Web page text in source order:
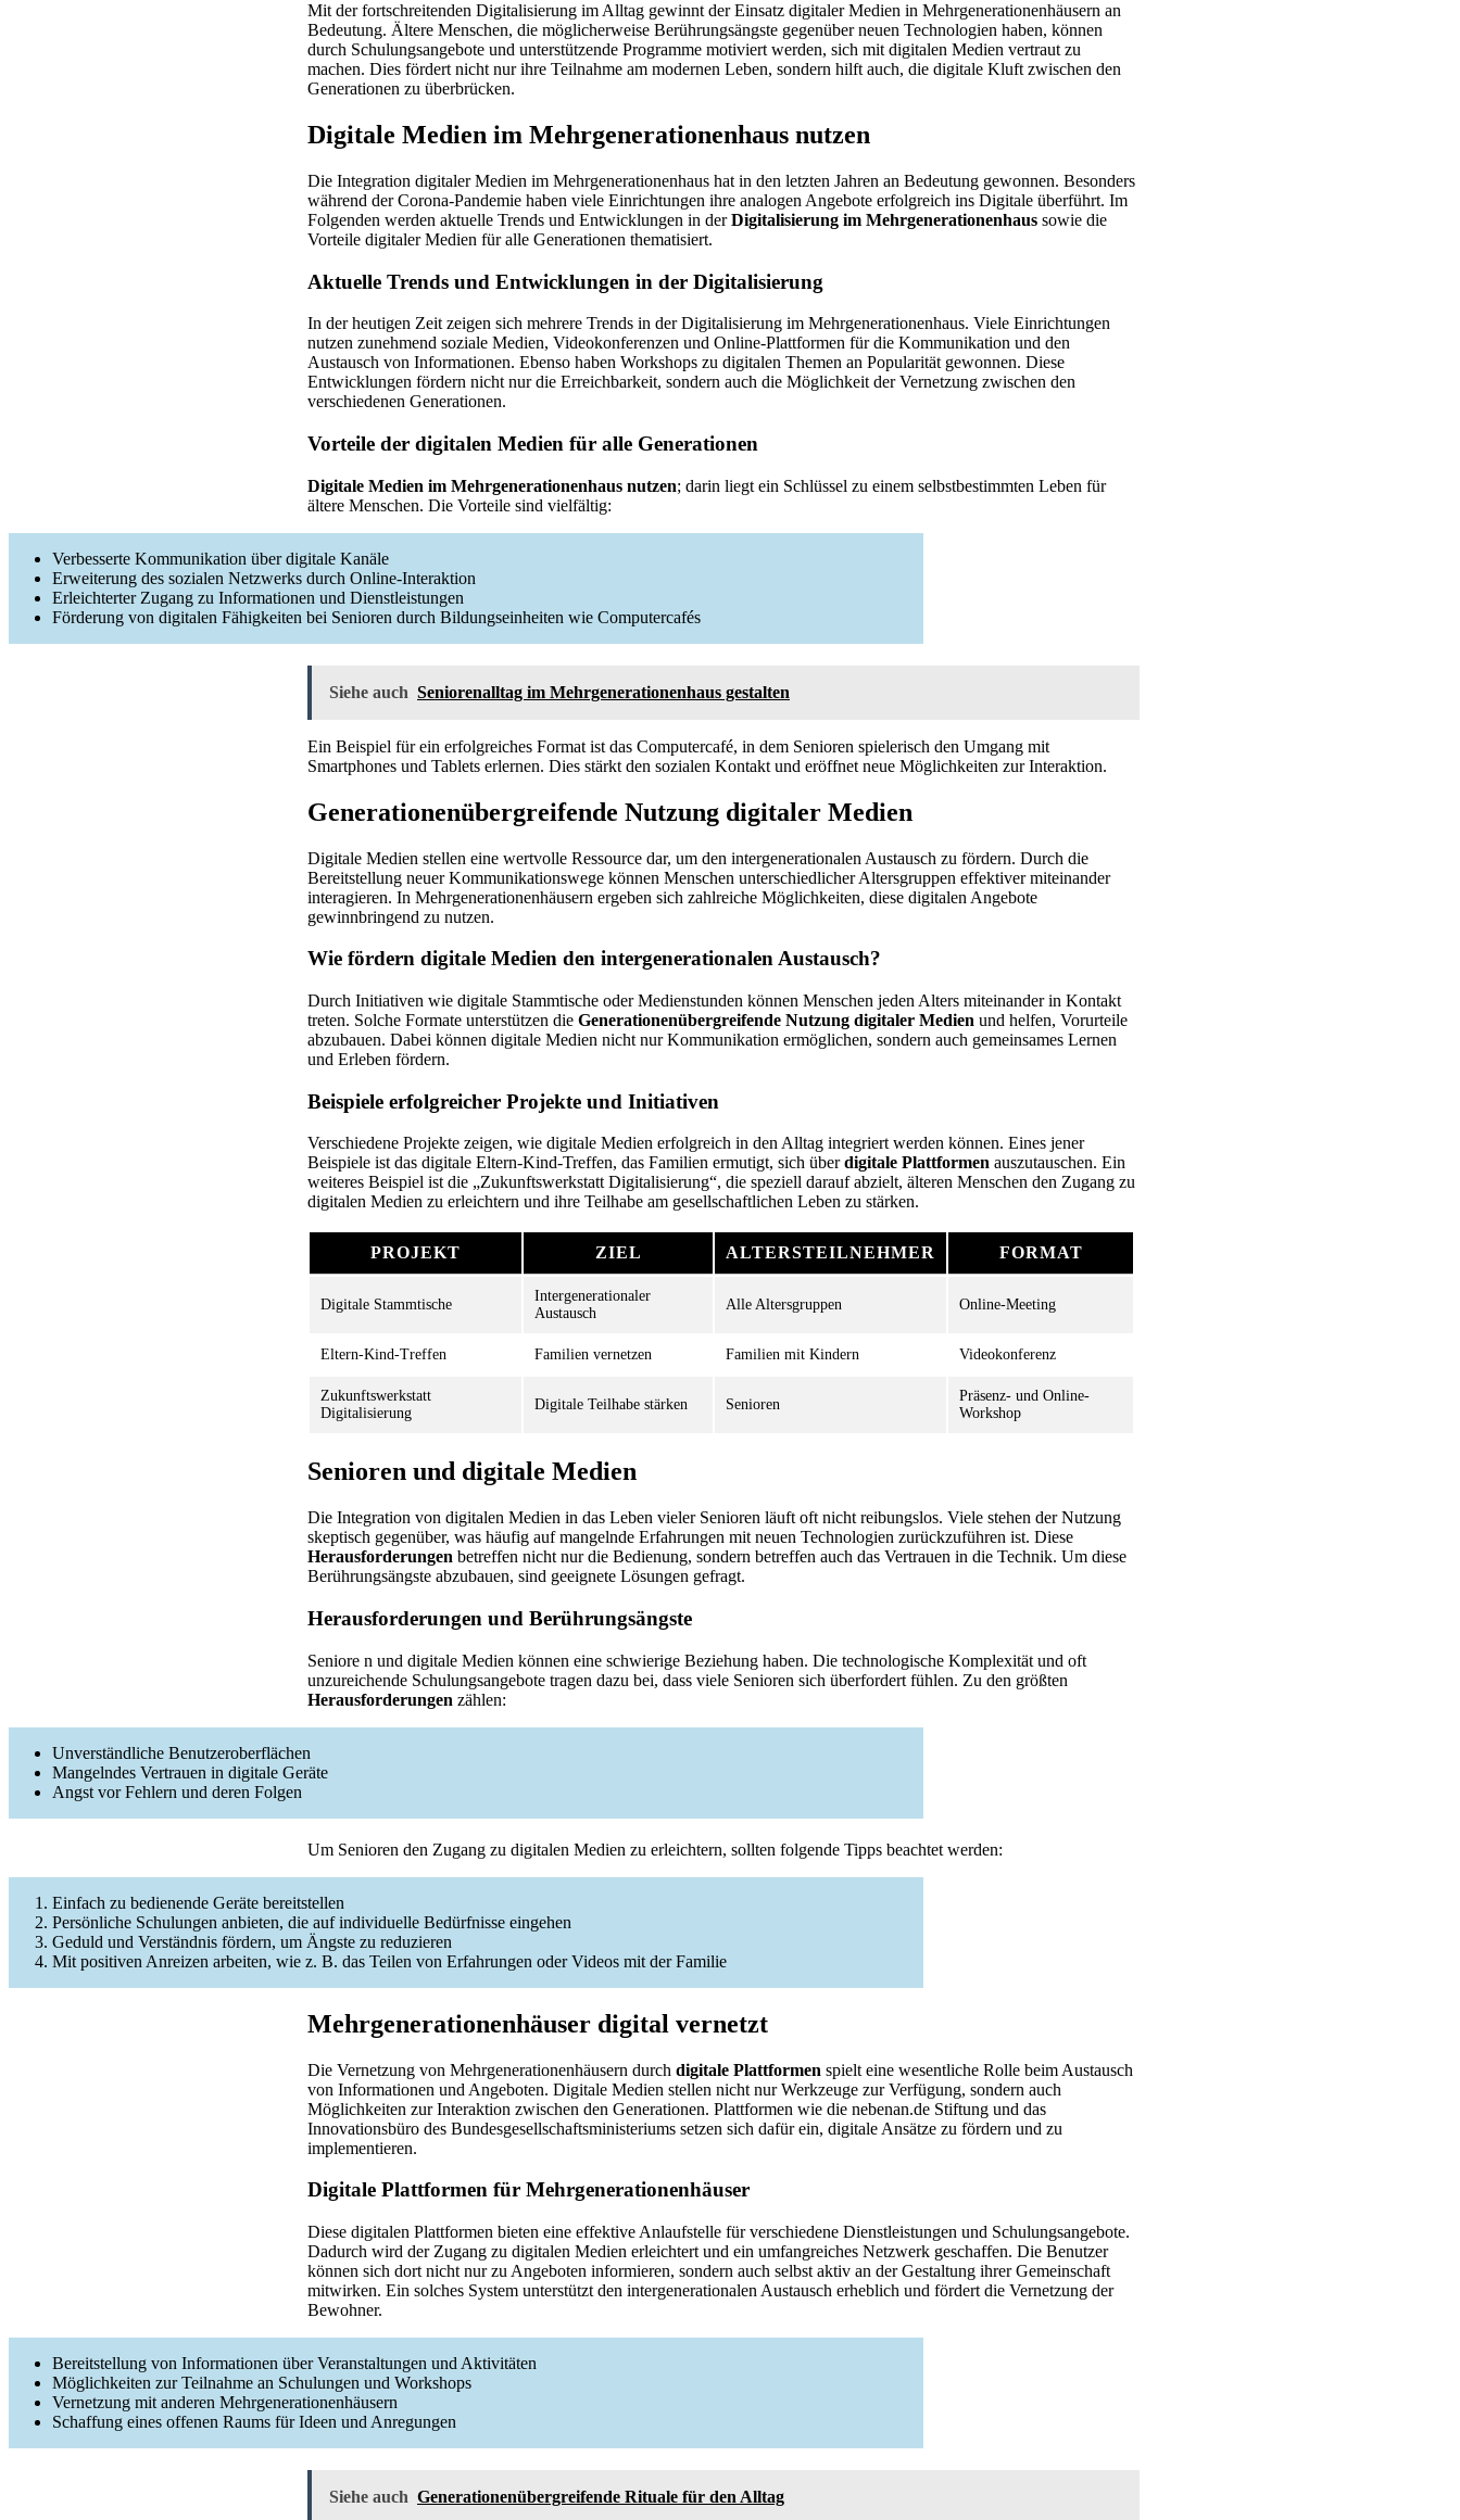
Mit der fortschreitenden Digitalisierung im Alltag gewinnt der Einsatz digitaler Medien in Mehrgenerationenhäusern an
Bedeutung. Ältere Menschen, die möglicherweise Berührungsängste gegenüber neuen Technologien haben, können
durch Schulungsangebote und unterstützende Programme motiviert werden, sich mit digitalen Medien vertraut zu
machen. Dies fördert nicht nur ihre Teilnahme am modernen Leben, sondern hilft auch, die digitale Kluft zwischen den
Generationen zu überbrücken.
Digitale Medien im Mehrgenerationenhaus nutzen
Die Integration digitaler Medien im Mehrgenerationenhaus hat in den letzten Jahren an Bedeutung gewonnen. Besonders
während der Corona-Pandemie haben viele Einrichtungen ihre analogen Angebote erfolgreich ins Digitale überführt. Im
Folgenden werden aktuelle Trends und Entwicklungen in derDigitalisierung im Mehrgenerationenhaus sowie die
Vorteile digitaler Medien für alle Generationen thematisiert.
Aktuelle Trends und Entwicklungen in der Digitalisierung
In der heutigen Zeit zeigen sich mehrere Trends in der Digitalisierung im Mehrgenerationenhaus. Viele Einrichtungen
nutzen zunehmend soziale Medien, Videokonferenzen und Online-Plattformen für die Kommunikation und den
Austausch von Informationen. Ebenso haben Workshops zu digitalen Themen an Popularität gewonnen. Diese
Entwicklungen fördern nicht nur die Erreichbarkeit, sondern auch die Möglichkeit der Vernetzung zwischen den
verschiedenen Generationen.
Vorteile der digitalen Medien für alle Generationen
Digitale Medien im Mehrgenerationenhaus nutzen; darin liegt ein Schlüssel zu einem selbstbestimmten Leben für
ältere Menschen. Die Vorteile sind vielfältig:
Verbesserte Kommunikation über digitale Kanäle
Erweiterung des sozialen Netzwerks durch Online-Interaktion
Erleichterter Zugang zu Informationen und Dienstleistungen
Förderung von digitalen Fähigkeiten bei Senioren durch Bildungseinheiten wie Computercafés
Siehe auch Seniorenalltag im Mehrgenerationenhaus gestalten
Ein Beispiel für ein erfolgreiches Format ist das Computercafé, in dem Senioren spielerisch den Umgang mit
Smartphones und Tablets erlernen. Dies stärkt den sozialen Kontakt und eröffnet neue Möglichkeiten zur Interaktion.
Generationenübergreifende Nutzung digitaler Medien
Digitale Medien stellen eine wertvolle Ressource dar, um den intergenerationalen Austausch zu fördern. Durch die
Bereitstellung neuer Kommunikationswege können Menschen unterschiedlicher Altersgruppen effektiver miteinander
interagieren. In Mehrgenerationenhäusern ergeben sich zahlreiche Möglichkeiten, diese digitalen Angebote
gewinnbringend zu nutzen.
Wie fördern digitale Medien den intergenerationalen Austausch?
Durch Initiativen wie digitale Stammtische oder Medienstunden können Menschen jeden Alters miteinander in Kontakt
treten. Solche Formate unterstützen die Generationenübergreifende Nutzung digitaler Medien und helfen, Vorurteile
abzubauen. Dabei können digitale Medien nicht nur Kommunikation ermöglichen, sondern auch gemeinsames Lernen
und Erleben fördern.
Beispiele erfolgreicher Projekte und Initiativen
Verschiedene Projekte zeigen, wie digitale Medien erfolgreich in den Alltag integriert werden können. Eines jener
Beispiele ist das digitale Eltern-Kind-Treffen, das Familien ermutigt, sich überdigitale Plattformen auszutauschen. Ein
weiteres Beispiel ist die „Zukunftswerkstatt Digitalisierung“, die speziell darauf abzielt, älteren Menschen den Zugang zu
digitalen Medien zu erleichtern und ihre Teilhabe am gesellschaftlichen Leben zu stärken.
PROJEKT ZIEL ALTERSTEILNEHMER FORMAT
Digitale Stammtische
Intergenerationaler
Austausch
Alle Altersgruppen Online-Meeting
Eltern-Kind-Treffen Familien vernetzen Familien mit Kindern Videokonferenz
Zukunftswerkstatt
Digitalisierung
Digitale Teilhabe stärken Senioren
Präsenz- und Online-
Workshop
Senioren und digitale Medien
Die Integration von digitalen Medien in das Leben vieler Senioren läuft oft nicht reibungslos. Viele stehen der Nutzung
skeptisch gegenüber, was häufig auf mangelnde Erfahrungen mit neuen Technologien zurückzuführen ist. Diese
Herausforderungen betreffen nicht nur die Bedienung, sondern betreffen auch das Vertrauen in die Technik. Um diese
Berührungsängste abzubauen, sind geeignete Lösungen gefragt.
Herausforderungen und Berührungsängste
Seniore n und digitale Medien können eine schwierige Beziehung haben. Die technologische Komplexität und oft
unzureichende Schulungsangebote tragen dazu bei, dass viele Senioren sich überfordert fühlen. Zu den größten
Herausforderungen zählen:
Unverständliche Benutzeroberflächen
Mangelndes Vertrauen in digitale Geräte
Angst vor Fehlern und deren Folgen
Um Senioren den Zugang zu digitalen Medien zu erleichtern, sollten folgende Tipps beachtet werden:
Einfach zu bedienende Geräte bereitstellen
Persönliche Schulungen anbieten, die auf individuelle Bedürfnisse eingehen
Geduld und Verständnis fördern, um Ängste zu reduzieren
Mit positiven Anreizen arbeiten, wie z. B. das Teilen von Erfahrungen oder Videos mit der Familie
Mehrgenerationenhäuser digital vernetzt
Die Vernetzung von Mehrgenerationenhäusern durch digitale Plattformen spielt eine wesentliche Rolle beim Austausch
von Informationen und Angeboten. Digitale Medien stellen nicht nur Werkzeuge zur Verfügung, sondern auch
Möglichkeiten zur Interaktion zwischen den Generationen. Plattformen wie die nebenan.de Stiftung und das
Innovationsbüro des Bundesgesellschaftsministeriums setzen sich dafür ein, digitale Ansätze zu fördern und zu
implementieren.
Digitale Plattformen für Mehrgenerationenhäuser
Diese digitalen Plattformen bieten eine effektive Anlaufstelle für verschiedene Dienstleistungen und Schulungsangebote.
Dadurch wird der Zugang zu digitalen Medien erleichtert und ein umfangreiches Netzwerk geschaffen. Die Benutzer
können sich dort nicht nur zu Angeboten informieren, sondern auch selbst aktiv an der Gestaltung ihrer Gemeinschaft
mitwirken. Ein solches System unterstützt den intergenerationalen Austausch erheblich und fördert die Vernetzung der
Bewohner.
Bereitstellung von Informationen über Veranstaltungen und Aktivitäten
Möglichkeiten zur Teilnahme an Schulungen und Workshops
Vernetzung mit anderen Mehrgenerationenhäusern
Schaffung eines offenen Raums für Ideen und Anregungen
Siehe auch Generationenübergreifende Rituale für den Alltag